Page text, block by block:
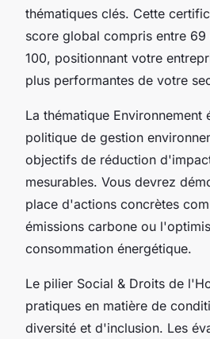
thématiques clés. Cette
score global compris entre
100, positionnant votre
plus performantes de votre
La thématique Environnement
politique de gestion
objectifs de réduction
mesurables. Vous devrez
place d'actions concrètes
émissions carbone ou
consommation énergétique.
Le pilier Social & Droits de
pratiques en matière de
diversité et d'inclusion. Les